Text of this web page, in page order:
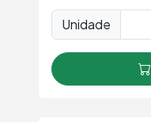
Unidade